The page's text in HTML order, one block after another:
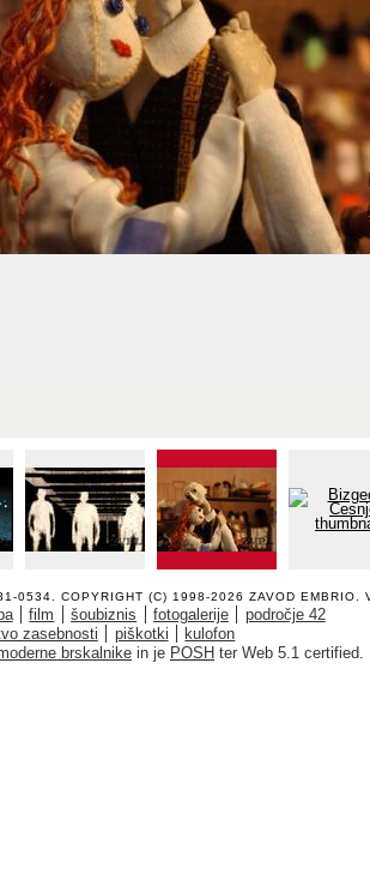
0534. COPYRIGHT (C) 1998-2026 ZAVOD EMBRIO .
film šoubiznis fotogalerije
področje 42
zasebnosti piškotki
kulofon
brskalnike in je POSH ter Web 5.1 certified.